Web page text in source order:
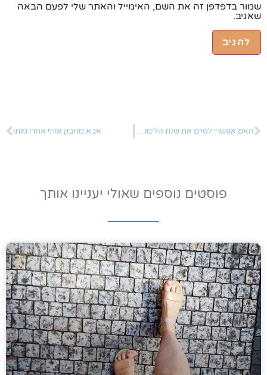
שמור בדפדפן זה את השם, האימייל והאתר שלי לפעם הבאה
שאגיב.
האם אפשרי לסיים את שנת הלימודים בצורה נעימה ומלאה בהשראה? אבא מחבק אותי אחרי מותו
פוסטים נוספים שאולי יעניינו אותך